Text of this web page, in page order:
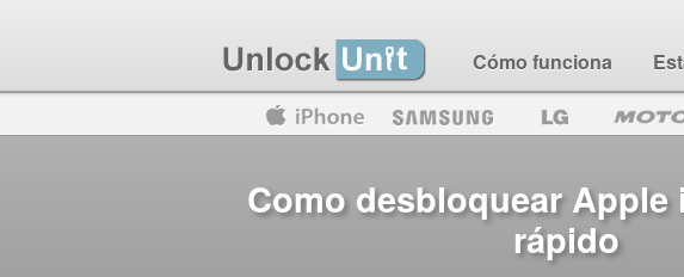
Cómo funciona
Blackberry
Como desbloquear Apple
rápido